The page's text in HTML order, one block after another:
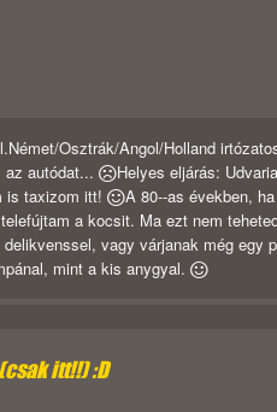
Osztrák/Angol/Holland
autódat...
Helyes eljárás:
is taxizom itt!
A 80--as években,
a kocsit. Ma ezt nem
vagy várjanak még egy
mint a kis anygyal.
itt!!) :D